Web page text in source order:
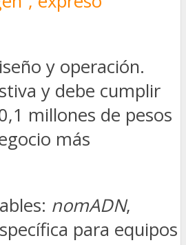
y operación.
y debe cumplir
millones de pesos
más
nomADN,
para equipos